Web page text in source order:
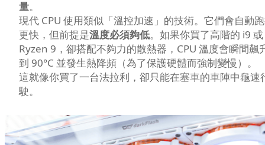
量。
現代 CPU 使用類似「溫控加速」的技術。它們會自動
更快，但前提是溫度必須夠低。如果你買了高階的 i9 或
Ryzen 9，卻搭配不夠力的散熱器，CPU 溫度會瞬間飆
到 90°C 並發生熱降頻（為了保護硬體而強制變慢）。
這就像你買了一台法拉利，卻只能在塞車的車陣中龜速
駛。